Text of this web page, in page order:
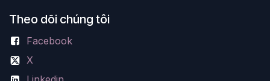
Theo dõi chúng tôi
Facebook
X